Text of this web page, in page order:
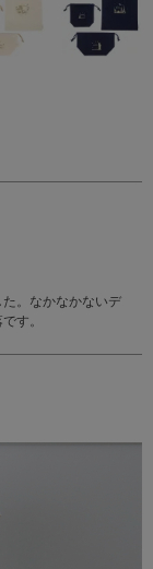
。なかなかないデ
す。